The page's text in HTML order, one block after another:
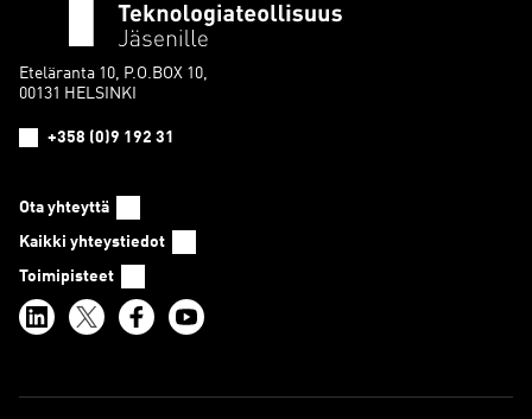
Eteläranta 10, P.O.BOX 10,
00131 HELSINKI
+358 (0)9 192 31
Ota yhteyttä
Kaikki yhteystiedot
Toimipisteet